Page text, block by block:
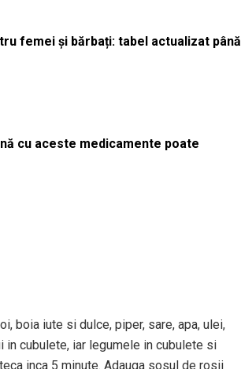
femei și bărbați: tabel actualizat până
cu aceste medicamente poate
boia iute si dulce, piper, sare, apa, ulei,
in cubulete, iar legumele in cubulete si
inca 5 minute. Adauga sosul de rosii